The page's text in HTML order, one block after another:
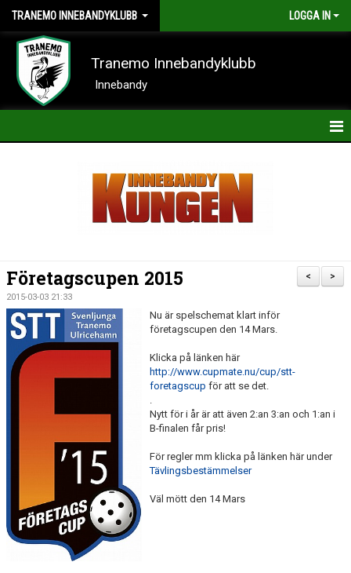
TRANEMO INNEBANDYKLUBB LOGGA IN
Tranemo Innebandyklubb
Innebandy
KALENDER
BILDER
DOKUMENT
FÖRETAGSCUPEN 2026
TRÄNINGSTIDER 2025/26
SCHEMAN
FÖRENINGSKLÄDER-INNEBANDYKUNGEN
>
<
Företagscupen 2015
2015-03-03 21:33
Nu är spelschemat klart inför
företagscupen den 14 Mars.
Klicka på länken här
http://www.cupmate.nu/cup/stt-
foretagscup för att se det.
.
Nytt för i år är att även 2:an 3:an och 1:an i
B-finalen får pris!
För regler mm klicka på länken här under
Tävlingsbestämmelser
Väl mött den 14 Mars